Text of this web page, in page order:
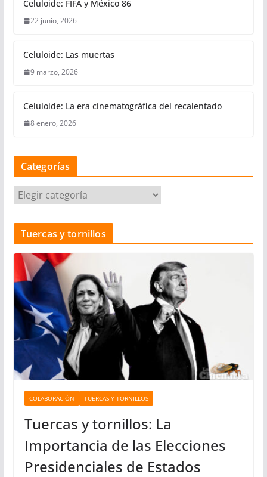
Celuloide: FIFA y México 86
22 junio, 2026
Celuloide: Las muertas
9 marzo, 2026
Celuloide: La era cinematográfica del recalentado
8 enero, 2026
Categorías
t
g
r
í
a
s
Tuercas y tornillos
COLABORACIÓN TUERCAS Y TORNILLOS
Tuercas y tornillos: La
Importancia de las Elecciones
Presidenciales de Estados